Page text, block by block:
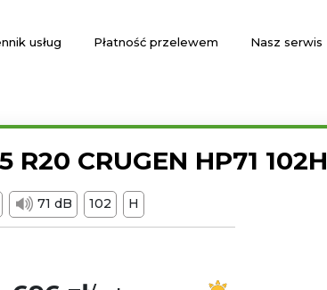
usług Płatność przelewem Nasz serwis
R20 CRUGEN HP71 102H
71 dB 102 H